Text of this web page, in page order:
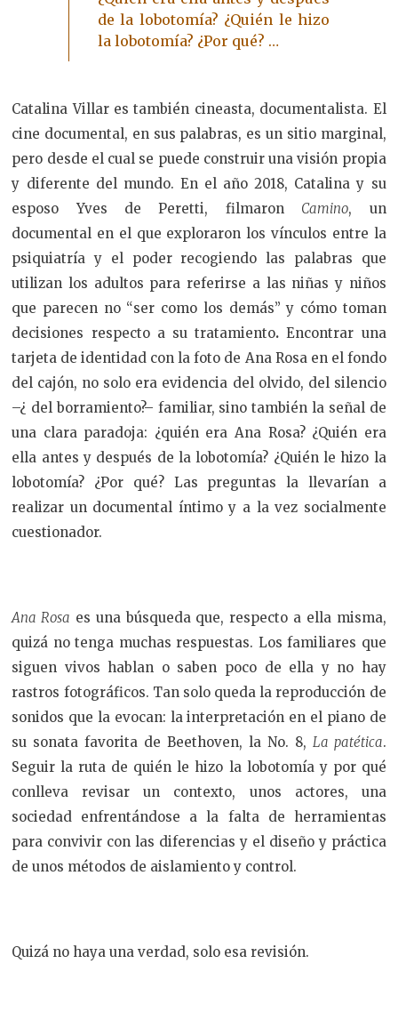
de la lobotomía? ¿Quién le hizo
la lobotomía? ¿Por qué? …
Catalina Villar es también cineasta, documentalista. El
cine documental, en sus palabras, es un sitio marginal,
pero desde el cual se puede construir una visión propia
y diferente del mundo. En el año 2018, Catalina y su
esposo Yves de Peretti, filmaron Camino, un
documental en el que exploraron los vínculos entre la
psiquiatría y el poder recogiendo las palabras que
utilizan los adultos para referirse a las niñas y niños
que parecen no “ser como los demás” y cómo toman
decisiones respecto a su tratamiento. Encontrar una
tarjeta de identidad con la foto de Ana Rosa en el fondo
del cajón, no solo era evidencia del olvido, del silencio
–¿ del borramiento?– familiar, sino también la señal de
una clara paradoja: ¿quién era Ana Rosa? ¿Quién era
ella antes y después de la lobotomía? ¿Quién le hizo la
lobotomía? ¿Por qué? Las preguntas la llevarían a
realizar un documental íntimo y a la vez socialmente
cuestionador.
Ana Rosa es una búsqueda que, respecto a ella misma,
quizá no tenga muchas respuestas. Los familiares que
siguen vivos hablan o saben poco de ella y no hay
rastros fotográficos. Tan solo queda la reproducción de
sonidos que la evocan: la interpretación en el piano de
su sonata favorita de Beethoven, la No. 8, La patética.
Seguir la ruta de quién le hizo la lobotomía y por qué
conlleva revisar un contexto, unos actores, una
sociedad enfrentándose a la falta de herramientas
para convivir con las diferencias y el diseño y práctica
de unos métodos de aislamiento y control.
Quizá no haya una verdad, solo esa revisión.